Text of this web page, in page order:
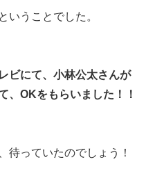
いうことでした。
ビにて、小林公太さんが
、OKをもらいました！！
待っていたのでしょう！